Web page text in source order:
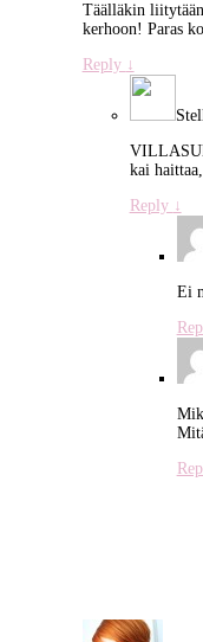
Täälläkin
kerhoon! Paras
Reply ↓
kai
Reply ↓
Ei